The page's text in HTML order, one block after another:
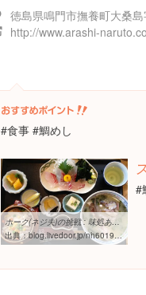
http://www.arashi-
#食事 #鯛めし
ホーク(ネジ夫)の挑戦 : 味処あらし@鳴門市(徳島県)
出典：blog.livedoor.jp/nh601988/archives/52264566.html
#